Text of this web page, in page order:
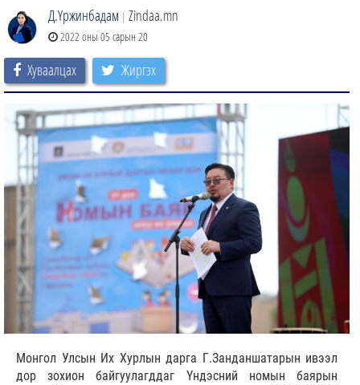
Д.Үржинбадам | Zindaa.mn
2022 оны 05 сарын 20
Хуваалцах Жиргэх
Монгол Улсын Их Хурлын дарга Г.Занданшатарын ивээл
дор зохион байгуулагддаг Үндэсний номын баярын